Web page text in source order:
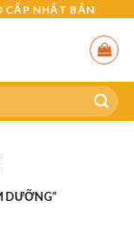
CẤP NHẬT BẢN
DƯỠNG”